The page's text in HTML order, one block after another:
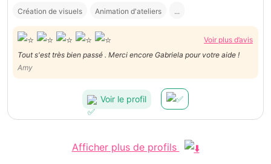
Création de visuels Animation d'ateliers ...
Voir plus d’avis
Tout s'est très bien passé . Merci encore Gabriela pour votre aide !
Amy
Voir le profil
Afficher plus de profils